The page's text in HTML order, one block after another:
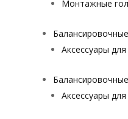
Монтажные
Аксессуары
Аксессуары